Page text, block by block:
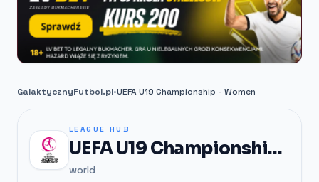
GalaktycznyFutbol.pl•UEFA U19 Championship - Women
LEAGUE HUB
UEFA U19 Championship - Women
world